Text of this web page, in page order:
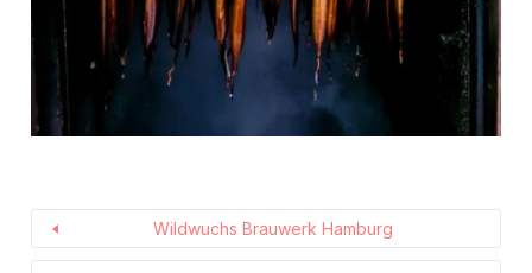
Wildwuchs Brauwerk Hamburg